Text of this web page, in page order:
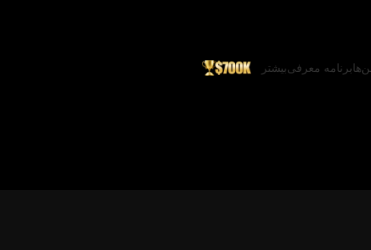
برنامه معرفیبیشتر